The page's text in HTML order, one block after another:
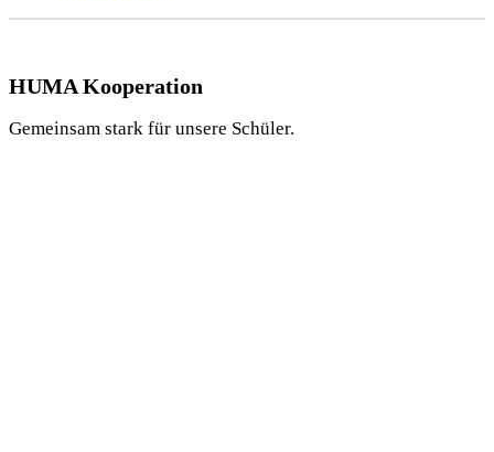
HUMA Kooperation
Gemeinsam stark für unsere Schüler.